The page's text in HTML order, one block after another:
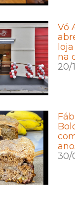
Vó
na
20/
30/